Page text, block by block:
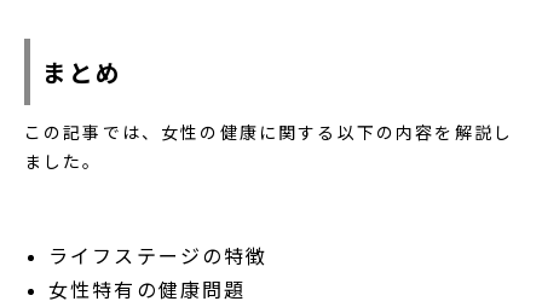
まとめ
この記事では、女性の健康に関する以下の内容を解説し
ました。
ライフステージの特徴
女性特有の健康問題